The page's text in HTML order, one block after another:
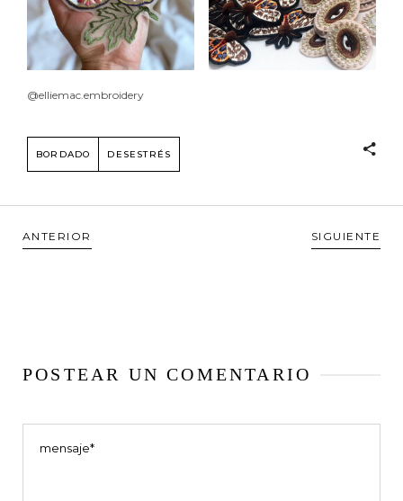
@elliemac.embroidery
BORDADO DESESTRÉS
ANTERIOR SIGUIENTE
POSTEAR UN COMENTARIO